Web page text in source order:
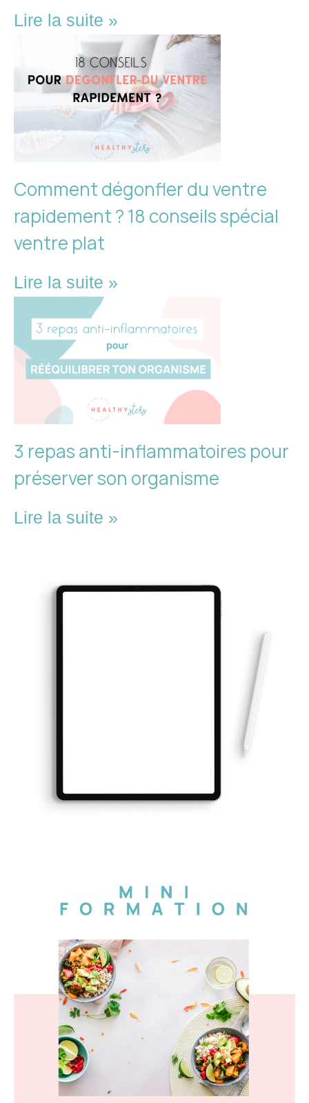
Lire la suite »
Comment dégonfler du ventre
rapidement ? 18 conseils spécial
ventre plat
Lire la suite »
3 repas anti-inflammatoires pour
préserver son organisme
Lire la suite »